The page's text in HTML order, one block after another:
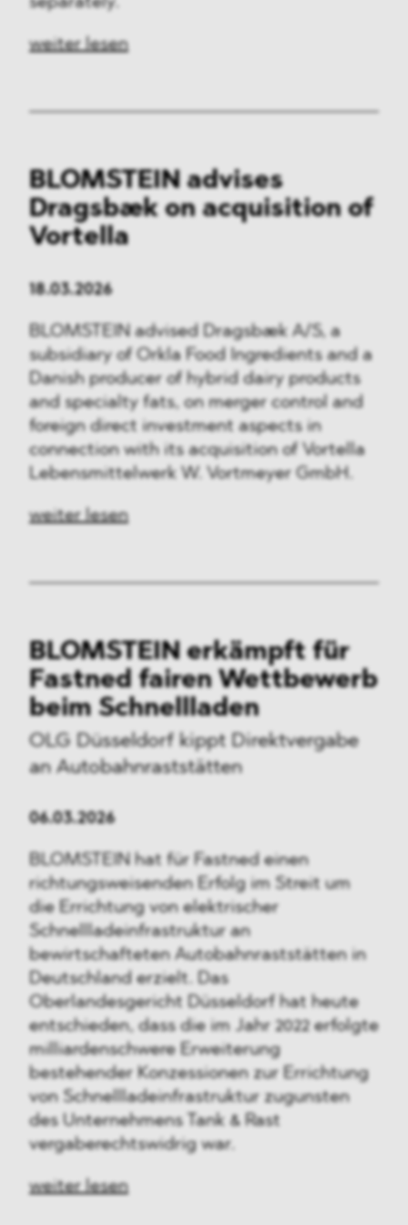
weiter lesen
BLOMSTEIN advises
Dragsbæk on acquisition of
Vortella
18.03.2026
BLOMSTEIN advised Dragsbæk A/S, a
subsidiary of Orkla Food Ingredients and a
Danish producer of hybrid dairy products
and specialty fats, on merger control and
foreign direct investment aspects in
connection with its acquisition of Vortella
Lebensmittelwerk W. Vortmeyer GmbH.
weiter lesen
BLOMSTEIN erkämpft für
Fastned fairen Wettbewerb
beim Schnellladen
OLG Düsseldorf kippt Direktvergabe
an Autobahnraststätten
06.03.2026
BLOMSTEIN hat für Fastned einen
richtungsweisenden Erfolg im Streit um
die Errichtung von elektrischer
Schnellladeinfrastruktur an
bewirtschafteten Autobahnraststätten in
Deutschland erzielt. Das
Oberlandesgericht Düsseldorf hat heute
entschieden, dass die im Jahr 2022 erfolgte
milliardenschwere Erweiterung
bestehender Konzessionen zur Errichtung
von Schnellladeinfrastruktur zugunsten
des Unternehmens Tank & Rast
vergaberechtswidrig war.
weiter lesen